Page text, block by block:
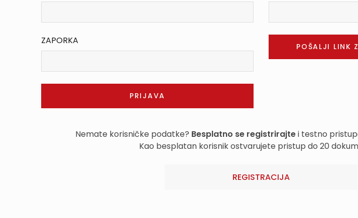
ZAPORKA
Nemate korisničke podatke? Besplatno se registrirajtei testno
Kao besplatan korisnik ostvarujete pristup do 20
REGISTRACIJA